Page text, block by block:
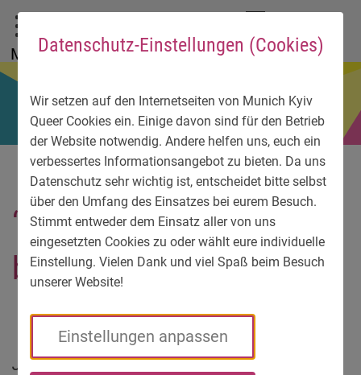
Datenschutz-Einstellungen (Cookies)
Wir setzen auf den Internetseiten von Munich Kyiv
Queer Cookies ein. Einige davon sind für den Betrieb
der Website notwendig. Andere helfen uns, euch ein
verbessertes Informationsangebot zu bieten. Da uns
Datenschutz sehr wichtig ist, entscheidet bitte selbst
über den Umfang des Einsatzes bei eurem Besuch.
Stimmt entweder dem Einsatz aller von uns
eingesetzten Cookies zu oder wählt eure individuelle
Einstellung. Vielen Dank und viel Spaß beim Besuch
unserer Website!
Einstellungen anpassen
Zum Hauptmenü
Zum Sprachmenü
Zur Suche
Zum Inhalt
Zu den Service-Informationen
Menü
“Ich fühlte mich wie
betäubt”
Juri ist normalerweise ein recht